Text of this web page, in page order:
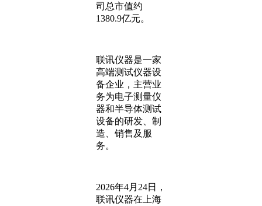
司总市值约
1380.9亿元。
联讯仪器是一家
高端测试仪器设
备企业，主营业
务为电子测量仪
器和半导体测试
设备的研发、制
造、销售及服
务。
2026年4月24日，
联讯仪器在上海